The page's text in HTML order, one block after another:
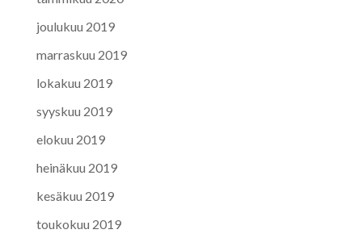
joulukuu 2019
marraskuu 2019
lokakuu 2019
syyskuu 2019
elokuu 2019
heinäkuu 2019
kesäkuu 2019
toukokuu 2019